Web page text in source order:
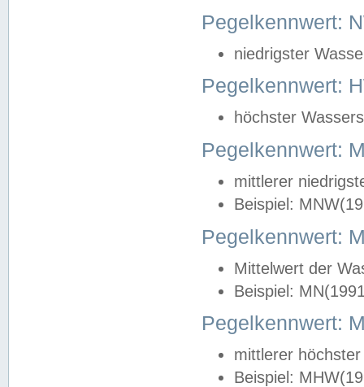
Pegelkennwert:
niedrigster
Pegelkennwert:
höchster
Pegelkennwert:
mittlerer
Beispiel:
Pegelkennwert:
Mittelwert der
Beispiel:
Pegelkennwert:
mittlerer
Beispiel: